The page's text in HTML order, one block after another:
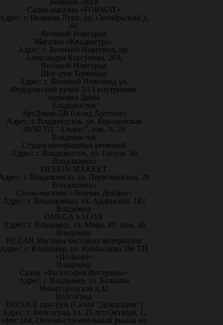
Великие Луки
Салон-магазин «FORMAT»
г. Великие Луки, пр. Октябрьский д.
60
Великий Новгород
Магазин «Квадратура»
Адрес: г. Великий Новгород, пр.
Александра Корсунова, 28А
Великий Новгород
Шоу-рум Терминал
Адрес: г. Великий Новгород ул.
Федоровский ручей 2/13 внутренняя
парковка Диеза
Владивосток
АртДекор-ДВ (склад Артполе)
Адрес: г. Владивосток, ул. Бородинская
46/50 ТЦ "Альянс", пав. № 26
Владивосток
Студия интерьерных решений
Адрес: г. Владивосток, ул. Гоголя, 30
Владикавказ
DESIGN MARKET
г. Владикавказ, ул. Первомайская, 28
Владикавказ
Салон-магазин «Лепные Декоры»
Адрес: г. Владикавказ, ул. Ардонская, 182
Владимир
OMEGA SALON
Адрес: г. Владимир, ул. Мира, 49, пом. 20
Владимир
PILLAR Магазин чистовых материалов
Адрес: г. Владимир, ул. Куйбышева 28е ТЦ
«Подкова»
Владимир
Салон «Философия Интерьера»
Адрес: г. Владимир, ул. Большая
Нижегородская д.32
Волгоград
DECOLE шоу-рум (Салон "Декорация")
Адрес: г. Волгоград, ул. 25 лет Октября, 1,
офис 104. Оптово-строительный рынок на